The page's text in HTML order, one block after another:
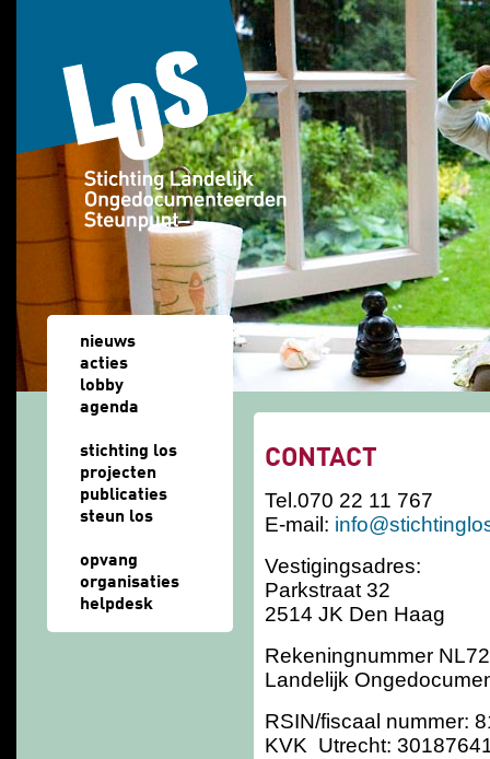
Overslaan en naar de algemene inhoud gaan
nieuws
acties
lobby
agenda
stichting los
projecten
publicaties
steun los
opvang
organisaties
helpdesk
CONTACT
Tel.070 22 11 767
E-mail:
Vestigingsadres:
Parkstraat 32
2514 JK Den Haag
Rekeningnummer
Landelijk
RSIN/fiscaal nummer:
KVK Utrecht: